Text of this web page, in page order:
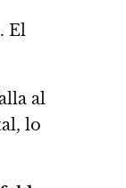
El
al
lo